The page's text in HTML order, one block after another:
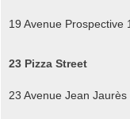
19 Avenue Prospective
23 Pizza Street
23 Avenue Jean